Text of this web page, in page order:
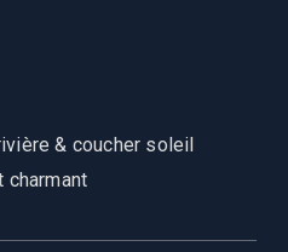
& coucher soleil
charmant